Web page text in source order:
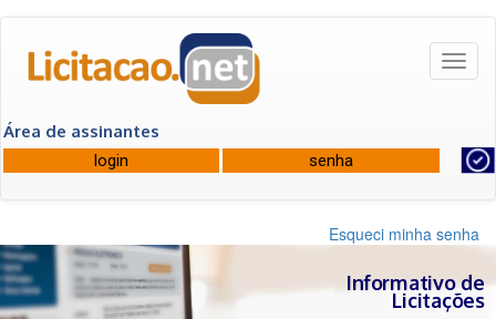
Área de assinantes
Esqueci minha senha
Informativo de
Licitações